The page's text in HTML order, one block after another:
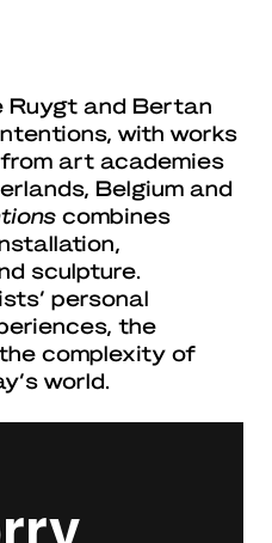
Ruygt and Bertan
with works
art academies
Belgium and
combines
sculpture.
personal
the
complexity of
world.